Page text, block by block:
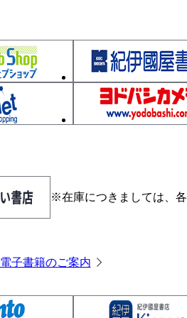
※在庫につきましては、
電子書籍のご案内